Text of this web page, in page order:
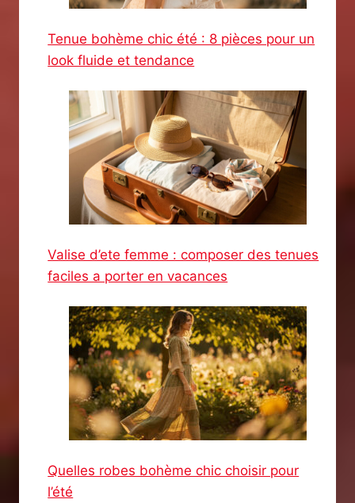
Tenue bohème chic été : 8 pièces pour un
look fluide et tendance
Valise d’ete femme : composer des tenues
faciles a porter en vacances
Quelles robes bohème chic choisir pour
l’été